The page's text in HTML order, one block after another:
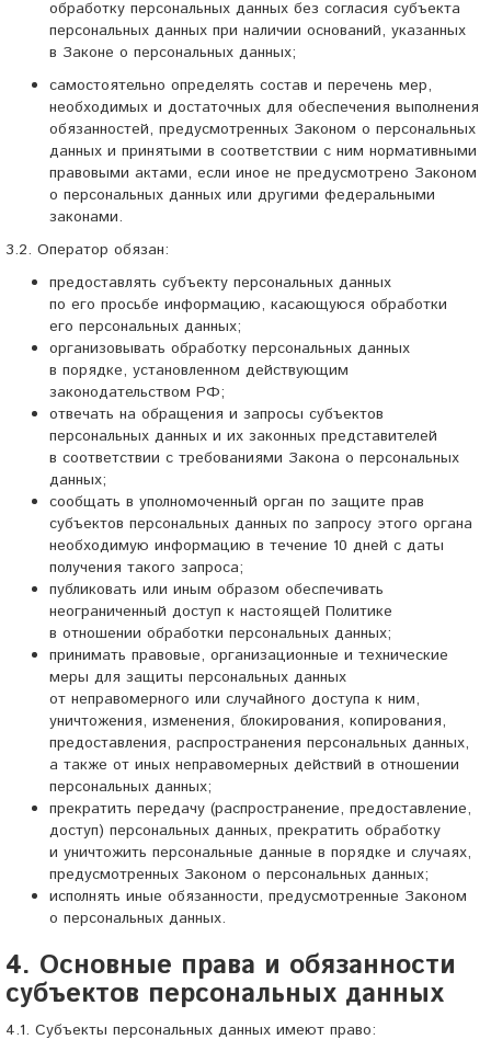
обработку персональных данных без согласия субъекта
персональных данных при наличии оснований, указанных
в Законе о персональных данных;
самостоятельно определять состав и перечень мер,
необходимых и достаточных для обеспечения выполнения
обязанностей, предусмотренных Законом о персональных
данных и принятыми в соответствии с ним нормативными
правовыми актами, если иное не предусмотрено Законом
о персональных данных или другими федеральными
законами.
3.2. Оператор обязан:
предоставлять субъекту персональных данных
по его просьбе информацию, касающуюся обработки
его персональных данных;
организовывать обработку персональных данных
в порядке, установленном действующим
законодательством РФ;
отвечать на обращения и запросы субъектов
персональных данных и их законных представителей
в соответствии с требованиями Закона о персональных
данных;
сообщать в уполномоченный орган по защите прав
субъектов персональных данных по запросу этого органа
необходимую информацию в течение 10 дней с даты
получения такого запроса;
публиковать или иным образом обеспечивать
неограниченный доступ к настоящей Политике
в отношении обработки персональных данных;
принимать правовые, организационные и технические
меры для защиты персональных данных
от неправомерного или случайного доступа к ним,
уничтожения, изменения, блокирования, копирования,
предоставления, распространения персональных данных,
а также от иных неправомерных действий в отношении
персональных данных;
прекратить передачу (распространение, предоставление,
доступ) персональных данных, прекратить обработку
и уничтожить персональные данные в порядке и случаях,
предусмотренных Законом о персональных данных;
исполнять иные обязанности, предусмотренные Законом
о персональных данных.
4. Основные права и обязанности
субъектов персональных данных
4.1. Субъекты персональных данных имеют право: